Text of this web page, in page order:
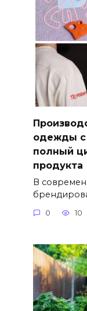
одежды с
полный
продукта
В
0 10